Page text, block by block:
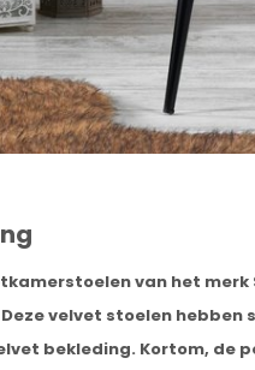
van het merk
velvet stoelen
bekleding. Kortom, de